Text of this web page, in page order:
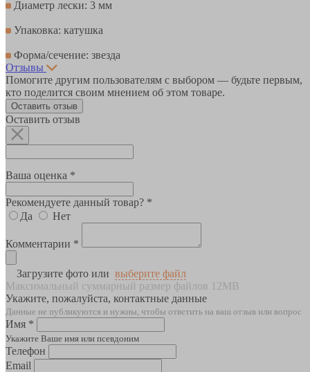
Диаметр лески: 3 мм
Упаковка: катушка
Форма/сечение: звезда
Отзывы
Помогите другим пользователям с выбором — будьте первым,
кто поделится своим мнением об этом товаре.
Оставить отзыв
Оставить отзыв
Ваша оценка *
Рекомендуете данный товар? *
Да
Нет
Комментарии *
Загрузите фото или выберите файл
Максимальный суммарный размер файлов 12MB
Укажите, пожалуйста, контактные данные
Данные не публикуются и нужны, чтобы ответить на ваш отзыв или вопрос
Имя *
Укажите Ваше имя или псевдоним
Телефон
Email